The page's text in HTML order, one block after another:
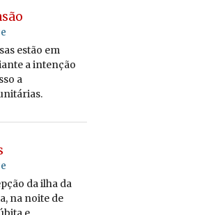
estão em
a intenção
a
da ilha da
na noite de